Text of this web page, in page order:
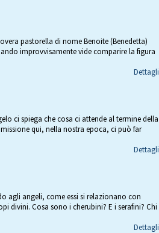
pastorella di nome Benoite (Benedetta)
improvvisamente vide comparire la figura
Dettagli
ci spiega che cosa ci attende al termine della
qui, nella nostra epoca, ci può far
Dettagli
agli angeli, come essi si relazionano con
divini. Cosa sono i cherubini? E i serafini? Chi
Dettagli